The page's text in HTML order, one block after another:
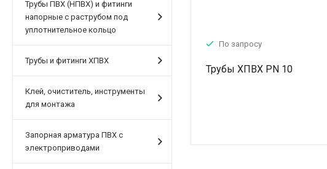
Трубы ПВХ (НПВХ) и фитинги
напорные с раструбом под
уплотнительное кольцо
Трубы и фитинги ХПВХ
Клей, очиститель, инструменты
для монтажа
Запорная арматура ПВХ с
электроприводами
По запросу
Трубы ХПВХ PN 10